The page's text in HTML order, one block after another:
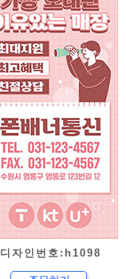
디자인번호:h1098